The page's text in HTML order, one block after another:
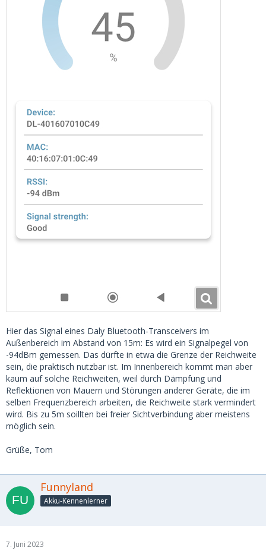
Hier das Signal eines Daly Bluetooth-Transceivers im
Außenbereich im Abstand von 15m: Es wird ein Signalpegel von
-94dBm gemessen. Das dürfte in etwa die Grenze der Reichweite
sein, die praktisch nutzbar ist. Im Innenbereich kommt man aber
kaum auf solche Reichweiten, weil durch Dämpfung und
Reflektionen von Mauern und Störungen anderer Geräte, die im
selben Frequenzbereich arbeiten, die Reichweite stark vermindert
wird. Bis zu 5m soillten bei freier Sichtverbindung aber meistens
möglich sein.
Grüße, Tom
Funnyland
Akku-Kennenlerner
7. Juni 2023